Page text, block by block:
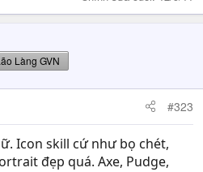
Làng GVN
#323
Icon skill cứ như bọ chét,
đẹp quá. Axe, Pudge,